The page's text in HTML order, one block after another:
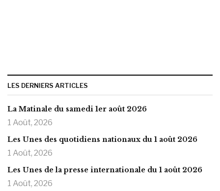
LES DERNIERS ARTICLES
La Matinale du samedi 1er août 2026
1 Août, 2026
Les Unes des quotidiens nationaux du 1 août 2026
1 Août, 2026
Les Unes de la presse internationale du 1 août 2026
1 Août, 2026